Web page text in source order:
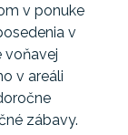
v ponuke
v
voňavej
v areáli
zábavy.